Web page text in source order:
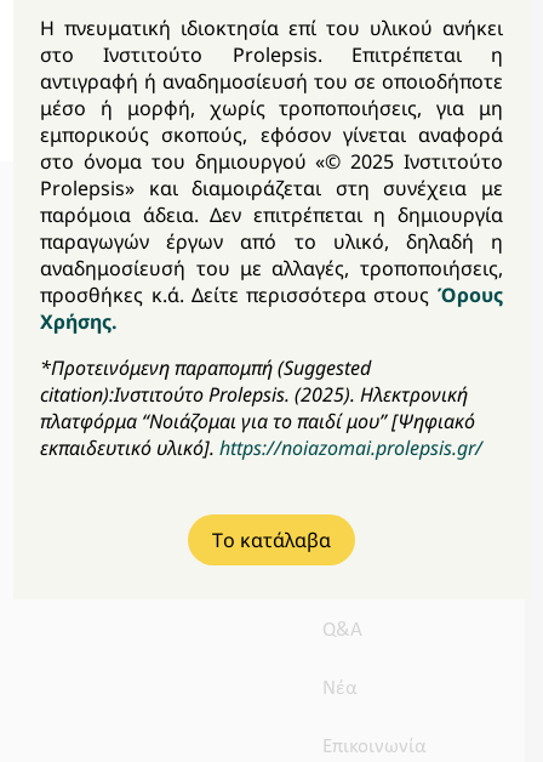
ποιος ο ρόλος του σχολείου στην
ανάπτυξη υγιούς αυτοεκτίμησης;
Μαθαίνω για…
Δραστηριότητες &
Χρήσιμοι
Σύνδεσμοι
Q&A
Νέα
Επικοινωνία
Η πνευματική ιδιοκτησία επί του υλικού ανήκει
στο Ινστιτούτο Prolepsis. Επιτρέπεται η
αντιγραφή ή αναδημοσίευσή του σε οποιοδήποτε
μέσο ή μορφή, χωρίς τροποποιήσεις, για μη
εμπορικούς σκοπούς, εφόσον γίνεται αναφορά
στο όνομα του δημιουργού «© 2025 Ινστιτούτο
Prolepsis» και διαμοιράζεται στη συνέχεια με
παρόμοια άδεια. Δεν επιτρέπεται η δημιουργία
παραγωγών έργων από το υλικό, δηλαδή η
αναδημοσίευσή του με αλλαγές, τροποποιήσεις,
προσθήκες κ.ά. Δείτε περισσότερα στους Όρους
Χρήσης.
*Προτεινόμενη παραπομπή (Suggested
citation):Ινστιτούτο Prolepsis. (2025). Ηλεκτρονική
πλατφόρμα “Νοιάζομαι για το παιδί μου” [Ψηφιακό
εκπαιδευτικό υλικό].https://noiazomai.prolepsis.gr/
Tο κατάλαβα